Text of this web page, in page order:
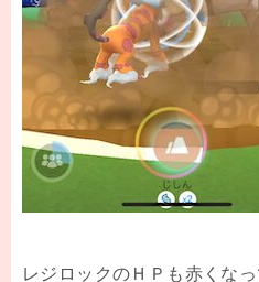
レジロックのＨＰも赤くなっ